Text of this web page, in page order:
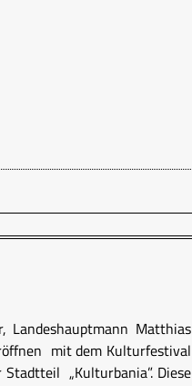
Landeshauptmann Matthias
mit dem Kulturfestival
„Kulturbania”. Diese